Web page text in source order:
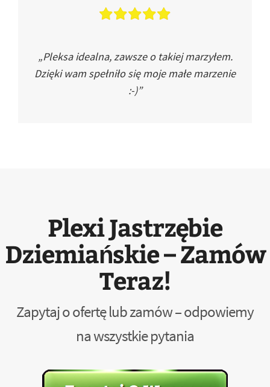
„Pleksa idealna, zawsze o takiej marzyłem.
Dzięki wam spełniło się moje małe marzenie
:-)”
Plexi Jastrzębie
Dziemiańskie – Zamów
Teraz!
Zapytaj o ofertę lub zamów – odpowiemy
na wszystkie pytania